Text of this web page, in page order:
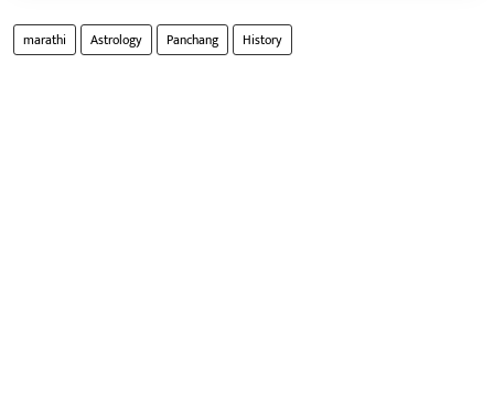
marathi Astrology Panchang History